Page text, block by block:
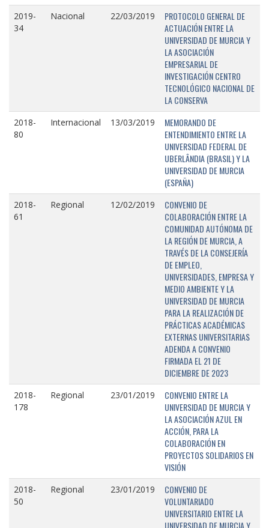
2019-
34
Nacional 22/03/2019
PROTOCOLO GENERAL DE
ACTUACIÓN ENTRE LA
UNIVERSIDAD DE MURCIA Y
LA ASOCIACIÓN
EMPRESARIAL DE
INVESTIGACIÓN CENTRO
TECNOLÓGICO NACIONAL DE
LA CONSERVA
2018-
80
Internacional 13/03/2019
MEMORANDO DE
ENTENDIMIENTO ENTRE LA
UNIVERSIDAD FEDERAL DE
UBERLÂNDIA (BRASIL) Y LA
UNIVERSIDAD DE MURCIA
(ESPAÑA)
2018-
61
Regional 12/02/2019
CONVENIO DE
COLABORACIÓN ENTRE LA
COMUNIDAD AUTÓNOMA DE
LA REGIÓN DE MURCIA, A
TRAVÉS DE LA CONSEJERÍA
DE EMPLEO,
UNIVERSIDADES, EMPRESA Y
MEDIO AMBIENTE Y LA
UNIVERSIDAD DE MURCIA
PARA LA REALIZACIÓN DE
PRÁCTICAS ACADÉMICAS
EXTERNAS UNIVERSITARIAS
ADENDA A CONVENIO
FIRMADA EL 21 DE
DICIEMBRE DE 2023
2018-
178
Regional 23/01/2019
CONVENIO ENTRE LA
UNIVERSIDAD DE MURCIA Y
LA ASOCIACIÓN AZUL EN
ACCIÓN, PARA LA
COLABORACIÓN EN
PROYECTOS SOLIDARIOS EN
VISIÓN
2018-
50
Regional 23/01/2019
CONVENIO DE
VOLUNTARIADO
UNIVERSITARIO ENTRE LA
UNIVERSIDAD DE MURCIA Y